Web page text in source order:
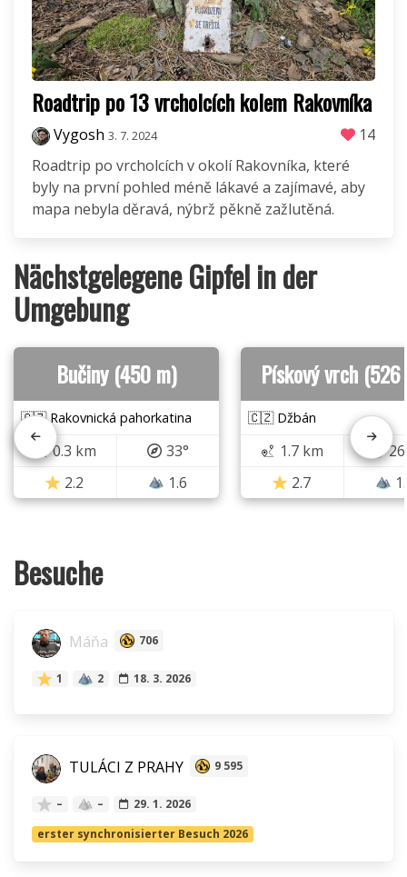
Roadtrip po 13 vrcholcích kolem Rakovníka
Vygosh 3. 7. 2024
14
Roadtrip po vrcholcích v okolí Rakovníka, které
byly na první pohled méně lákavé a zajímavé, aby
mapa nebyla děravá, nýbrž pěkně zažlutěná.
Nächstgelegene Gipfel in der
Umgebung
Bučiny (450 m)
🇨🇿 Rakovnická pahorkatina
0.3 km
33°
2.2
1.6
Pískový vrch
🇨🇿 Džbán
1.7 km
2.7
Besuche
Máňa 706
1 2 18. 3. 2026
TULÁCI Z PRAHY 9 595
– –
29. 1. 2026
erster synchronisierter Besuch 2026